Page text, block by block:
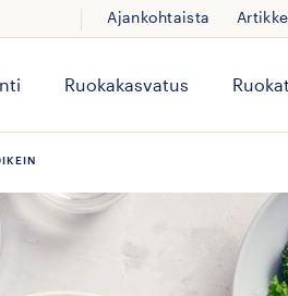
Ajankohtaista
Ruokakasvatus